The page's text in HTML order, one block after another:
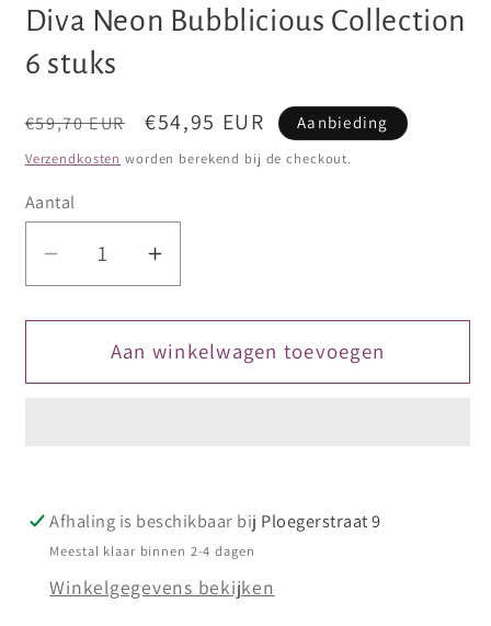
modaal
modaal
Diva Neon Bubblicious Collection
6 stuks
Normale
prijs
€59,70 EUR Aanbiedingsprijs
€54,95 EUR Aanbieding
Verzendkosten worden berekend bij de checkout.
Aantal
Aantal
verlagen
voor
Neon
Aantal
verhogen
voor
Diva
Neon
Aan winkelwagen toevoegen
Afhaling is beschikbaar bij Ploegerstraat 9
Meestal klaar binnen 2-4 dagen
Winkelgegevens bekijken